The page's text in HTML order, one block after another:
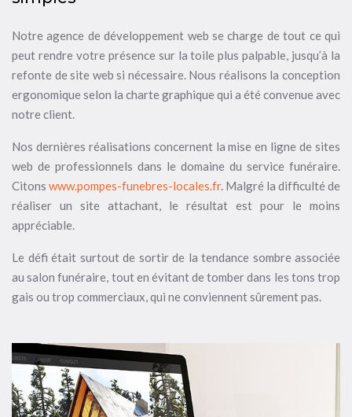
Notre agence de développement web se charge de tout ce qui
peut rendre votre présence sur la toile plus palpable, jusqu’à la
refonte de site web si nécessaire. Nous réalisons la conception
ergonomique selon la charte graphique qui a été convenue avec
notre client.
Nos dernières réalisations concernent la mise en ligne de sites
web de professionnels dans le domaine du service funéraire.
Citons www.pompes-funebres-locales.fr. Malgré la difficulté de
réaliser un site attachant, le résultat est pour le moins
appréciable.
Le défi était surtout de sortir de la tendance sombre associée
au salon funéraire, tout en évitant de tomber dans les tons trop
gais ou trop commerciaux, qui ne conviennent sûrement pas.